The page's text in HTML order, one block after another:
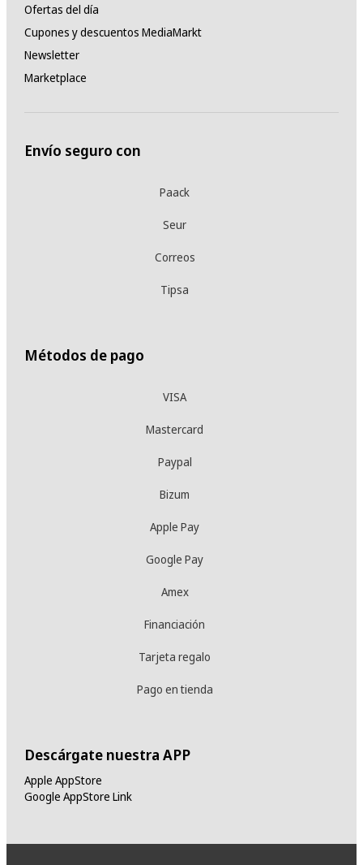
Ofertas del día
Cupones y descuentos MediaMarkt
Newsletter
Marketplace
Envío seguro con
Paack
Seur
Correos
Tipsa
Métodos de pago
VISA
Mastercard
Paypal
Bizum
Apple Pay
Google Pay
Amex
Financiación
Tarjeta regalo
Pago en tienda
Descárgate nuestra APP
Apple AppStore
Google AppStore Link